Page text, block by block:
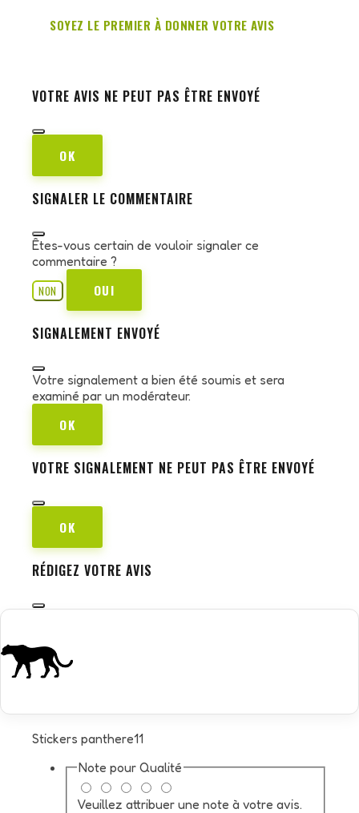
SOYEZ LE PREMIER À DONNER VOTRE AVIS
VOTRE AVIS NE PEUT PAS ÊTRE ENVOYÉ
OK
SIGNALER LE COMMENTAIRE
Êtes-vous certain de vouloir signaler ce
commentaire ?
NON
OUI
SIGNALEMENT ENVOYÉ
Votre signalement a bien été soumis et sera
examiné par un modérateur.
OK
VOTRE SIGNALEMENT NE PEUT PAS ÊTRE ENVOYÉ
OK
RÉDIGEZ VOTRE AVIS
Stickers panthere11
Note pour Qualité
Veuillez attribuer une note à votre avis.